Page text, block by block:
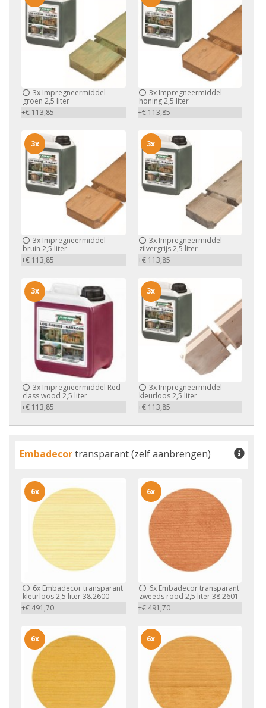
3x Impregneermiddel
groen 2,5 liter
+€ 113,85
3xImpregneermiddel
honing 2,5 liter
+€ 113,85
3x Impregneermiddel
bruin 2,5 liter
+€ 113,85
3x
3xImpregneermiddel
zilvergrijs 2,5 liter
+€ 113,85
3x
3x Impregneermiddel Red
class wood 2,5 liter
+€ 113,85
3x
3xImpregneermiddel
kleurloos 2,5 liter
+€ 113,85
3x
Embadecortransparant (zelf aanbrengen)
6x Embadecor transparant
kleurloos 2,5 liter 38.2600
+€ 491,70
6x
6xEmbadecor transparant
zweeds rood 2,5 liter 38.2601
+€ 491,70
6x
6x 6x